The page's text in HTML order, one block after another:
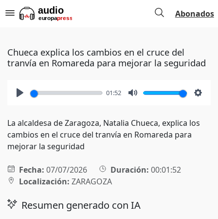
Abonados
Chueca explica los cambios en el cruce del
tranvía en Romareda para mejorar la seguridad
01:52
La alcaldesa de Zaragoza, Natalia Chueca, explica los
cambios en el cruce del tranvía en Romareda para
mejorar la seguridad
Fecha: 07/07/2026 Duración: 00:01:52
Localización: ZARAGOZA
Resumen generado con IA